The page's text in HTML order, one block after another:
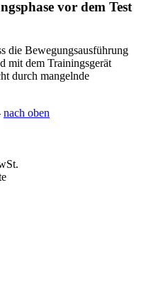
vor dem Test
die Bewegungsausführung
mit dem Trainingsgerät
durch mangelnde
nach oben